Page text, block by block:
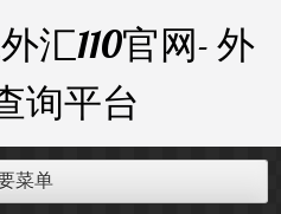
外汇110官网- 外
询平台
菜单